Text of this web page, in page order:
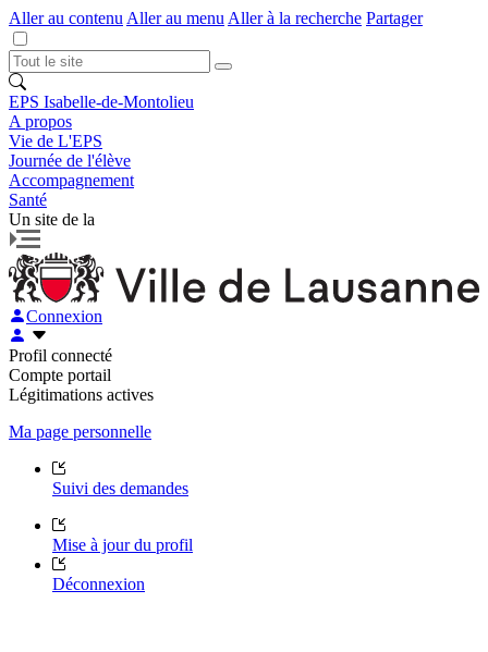
Aller au contenu Aller au menu Aller à la recherche Partager
EPS Isabelle-de-Montolieu
A propos
Vie de L'EPS
Journée de l'élève
Accompagnement
Santé
Un site de la
Connexion
Profil connecté
Compte portail
Légitimations actives
Ma page personnelle
Suivi des demandes
Mise à jour du profil
Déconnexion